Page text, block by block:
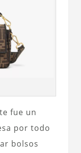
fue un
por todo
bolsos